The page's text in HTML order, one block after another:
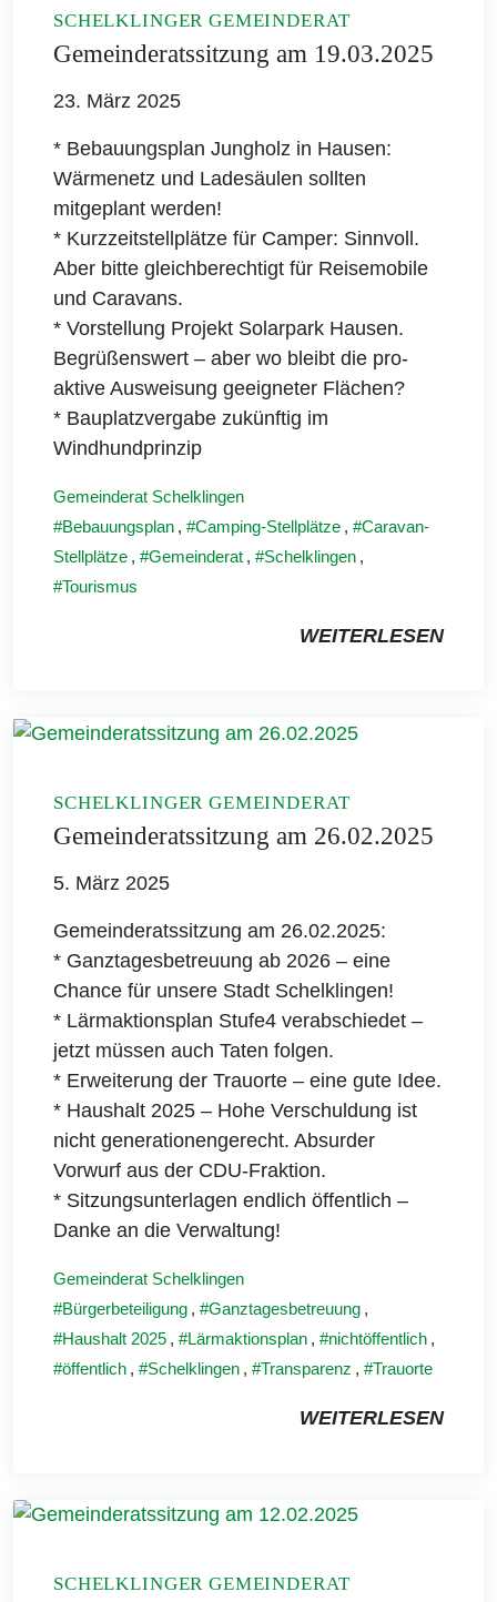
SCHELKLINGER GEMEINDERAT
Gemeinderatssitzung am 19.03.2025
23. März 2025
* Bebauungsplan Jungholz in Hausen:
Wärmenetz und Ladesäulen sollten
mitgeplant werden!
* Kurzzeitstellplätze für Camper: Sinnvoll.
Aber bitte gleichberechtigt für Reisemobile
und Caravans.
* Vorstellung Projekt Solarpark Hausen.
Begrüßenswert – aber wo bleibt die pro-
aktive Ausweisung geeigneter Flächen?
* Bauplatzvergabe zukünftig im
Windhundprinzip
Gemeinderat Schelklingen
Bebauungsplan , Camping-Stellplätze ,
Caravan-
Stellplätze , Gemeinderat , Schelklingen ,
Tourismus
WEITERLESEN
SCHELKLINGER GEMEINDERAT
Gemeinderatssitzung am 26.02.2025
5. März 2025
Gemeinderatssitzung am 26.02.2025:
* Ganztagesbetreuung ab 2026 – eine
Chance für unsere Stadt Schelklingen!
* Lärmaktionsplan Stufe4 verabschiedet –
jetzt müssen auch Taten folgen.
* Erweiterung der Trauorte – eine gute Idee.
* Haushalt 2025 – Hohe Verschuldung ist
nicht generationengerecht. Absurder
Vorwurf aus der CDU-Fraktion.
* Sitzungsunterlagen endlich öffentlich –
Danke an die Verwaltung!
Gemeinderat Schelklingen
Bürgerbeteiligung , Ganztagesbetreuung ,
Haushalt 2025 , Lärmaktionsplan , nichtöffentlich ,
öffentlich , Schelklingen , Transparenz , Trauorte
WEITERLESEN
SCHELKLINGER GEMEINDERAT